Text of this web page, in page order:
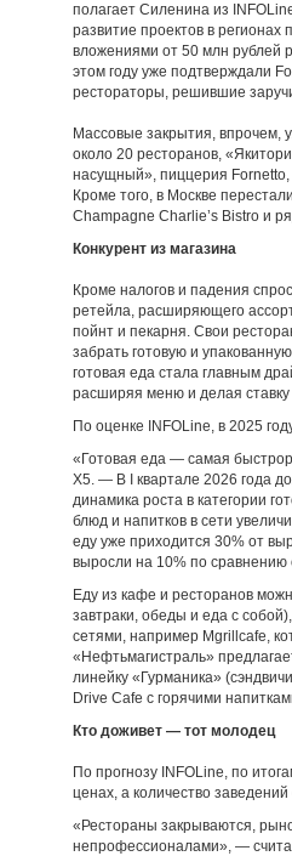
полагает Силенина из
развитие проектов в
вложениями от 50 млн рублей
этом году уже подтверждали
рестораторы, решившие
Массовые закрытия, впрочем,
около 20 ресторанов,
насущный», пиццерия Fornetto,
Кроме того, в Москве
Champagne Charlie’s Bistro и
Конкурент из магазина
Кроме налогов и падения
ретейла, расширяющего
пойнт и пекарня. Свои
забрать готовую и
готовая еда стала главным
расширяя меню и делая ставку
По оценке INFOLine, в 2025
«Готовая еда — самая
Х5. — В I квартале 2026 года
динамика роста в категории
блюд и напитков в сети
еду уже приходится 30% от
выросли на 10% по сравнению
Еду из кафе и ресторанов
завтраки, обеды и еда с
сетями, например Mgrillcafe,
«Нефтьмагистраль»
линейку «Гурманика»
Drive Cafe с горячими
Кто доживет — тот молодец
По прогнозу INFOLine, по
ценах, а количество
«Рестораны закрываются,
непрофессионалами», —